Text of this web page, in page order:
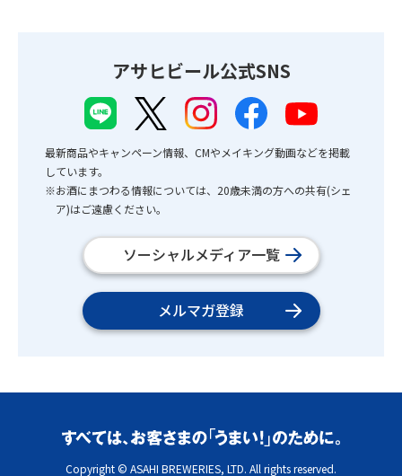
アサヒビール公式SNS
最新商品やキャンペーン情報、CMやメイキング動画などを掲載
しています。
※お酒にまつわる情報については、20歳未満の方への共有(シェ
ア)はご遠慮ください。
ソーシャルメディア一覧
メルマガ登録
Copyright © ASAHI BREWERIES, LTD. All rights reserved.